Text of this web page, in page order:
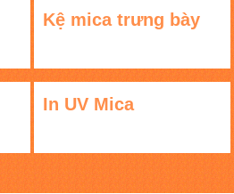
Kệ mica trưng bày
In UV Mica